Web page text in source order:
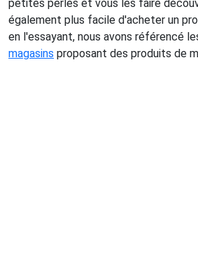
petites perles et vous les faire
également plus facile d'acheter un
en l'essayant, nous avons référencé
magasins proposant des produits de